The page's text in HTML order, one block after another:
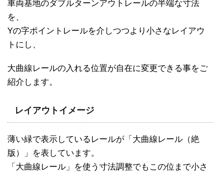
車両基地のダブルターンアウトレールの半端な寸法
を、
Yの字ポイントレールを介しつつより小さなレイアウ
トにし、
大曲線レールの入れる位置が自在に変更できる事をご
紹介します。
レイアウトイメージ
薄い緑で表示しているレールが「大曲線レール（絶
版）」を表しています。
「大曲線レール」を使う寸法調整でもこの位まで小さ